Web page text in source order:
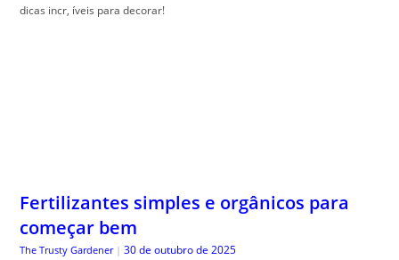
dicas incr, íveis para decorar!
Fertilizantes simples e orgânicos para
começar bem
The Trusty Gardener | 30 de outubro de 2025